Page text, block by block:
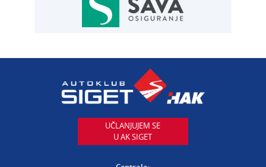
01 6502 230
01 6502 230
PROCJENA ŠTETE VOZILA
UČLANJUJEM SE
U AK SIGET